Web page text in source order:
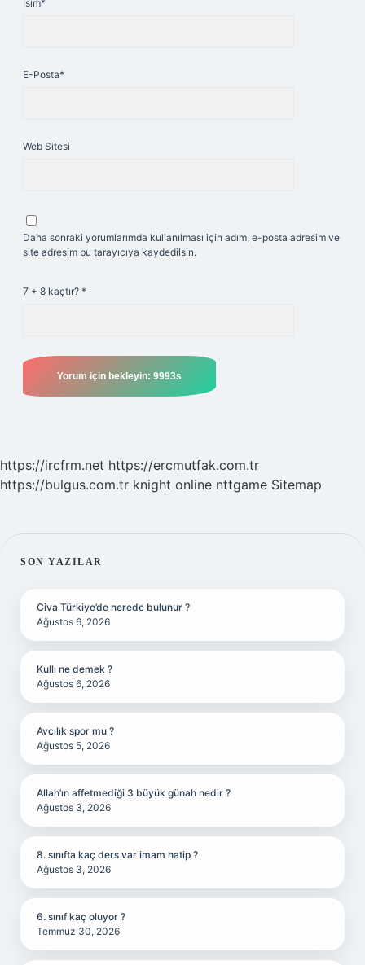
İsim*
E-Posta*
Web Sitesi
Daha sonraki yorumlarımda kullanılması için adım, e-posta adresim ve
site adresim bu tarayıcıya kaydedilsin.
7 + 8 kaçtır? *
https://ircfrm.net https://ercmutfak.com.tr
https://bulgus.com.tr knight online nttgame Sitemap
SIDEBAR
SON YAZILAR
Civa Türkiye’de nerede bulunur ?
Ağustos 6, 2026
Kullı ne demek ?
Ağustos 6, 2026
Avcılık spor mu ?
Ağustos 5, 2026
Allah’ın affetmediği 3 büyük günah nedir ?
Ağustos 3, 2026
8. sınıfta kaç ders var imam hatip ?
Ağustos 3, 2026
6. sınıf kaç oluyor ?
Temmuz 30, 2026